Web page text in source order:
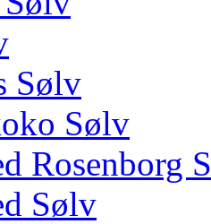
Sølv
Sølv
Rosenborg
Sølv